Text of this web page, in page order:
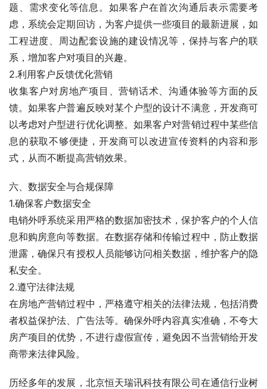
题、需求变化等信息。如果客户在首次沟通后表示需要考
虑，系统会定期回访，为客户提供一些项目的最新进展，如
工程进度、周边配套设施的建设情况等，保持与客户的联
系，增加客户对项目的兴趣。
2.利用客户反馈优化营销
收集客户对房地产项目、营销话术、沟通体验等方面的反
馈。如果客户普遍反映对某个户型的设计不满意，开发商可
以考虑对户型进行优化调整。如果客户对营销过程中某些信
息的获取不够便捷，开发商可以改进宣传资料的内容和形
式，从而不断提高营销效果。
六、数据安全与合规保障
1.确保客户数据安全
电销外呼系统采用严格的数据加密技术，保护客户的个人信
息和购房意向等数据。在数据存储和传输过程中，防止数据
泄露，确保只有授权人员能够访问相关数据，维护客户的隐
私安全。
2.遵守法律法规
在房地产营销过程中，严格遵守相关的法律法规，包括消费
者权益保护法、广告法等。确保外呼内容真实准确，不夸大
房产项目的优势，不进行虚假宣传，避免因不当营销给开发
商带来法律风险。
历经多年的发展，北京恒天瑞讯科技有限公司在通信行业树